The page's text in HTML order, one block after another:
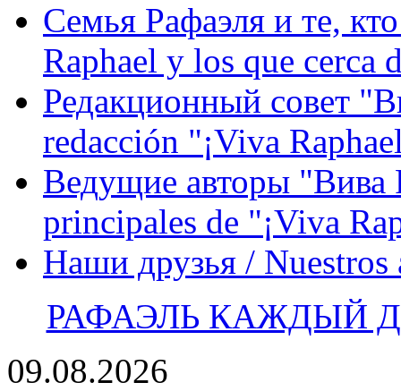
Семья Рафаэля и те,
Raphael y los que cerca
Редакционный совет
redacción "¡Viva
Ведущие авторы "Вива
principales de "¡Viva
Наши друзья / Nuestros
РАФАЭЛЬ КАЖДЫЙ
09.08.2026